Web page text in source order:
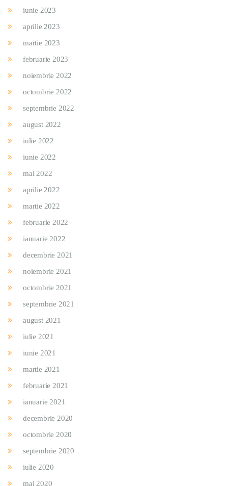
iunie 2023
aprilie 2023
martie 2023
februarie 2023
noiembrie 2022
octombrie 2022
septembrie 2022
august 2022
iulie 2022
iunie 2022
mai 2022
aprilie 2022
martie 2022
februarie 2022
ianuarie 2022
decembrie 2021
noiembrie 2021
octombrie 2021
septembrie 2021
august 2021
iulie 2021
iunie 2021
martie 2021
februarie 2021
ianuarie 2021
decembrie 2020
octombrie 2020
septembrie 2020
iulie 2020
mai 2020